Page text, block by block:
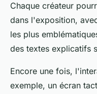
Chaque créateur
dans l'exposition,
les plus
des textes explicatifs
Encore une fois,
exemple, un écran